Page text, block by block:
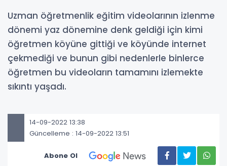
Uzman öğretmenlik eğitim videolarının izlenme
dönemi yaz dönemine denk geldiği için kimi
öğretmen köyüne gittiği ve köyünde internet
çekmediği ve bunun gibi nedenlerle binlerce
öğretmen bu videoların tamamını izlemekte
sıkıntı yaşadı.
14-09-2022 13:38
Güncelleme : 14-09-2022 13:51
Abone Ol